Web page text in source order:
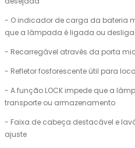
- O indicador de carga da bateria
que a lâmpada é ligada ou
- Recarregável através da porta
- Refletor fosforescente útil para
- A função LOCK impede que a
transporte ou armazenamento
- Faixa de cabeça destacável e
ajuste